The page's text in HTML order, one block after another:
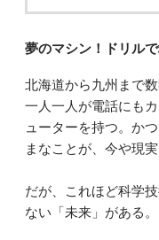
夢のマシン！ドリル
北海道から九州まで
一人一人が電話にも
ューターを持つ。か
まなことが、今や現
だが、これほど科学
ない「未来」がある